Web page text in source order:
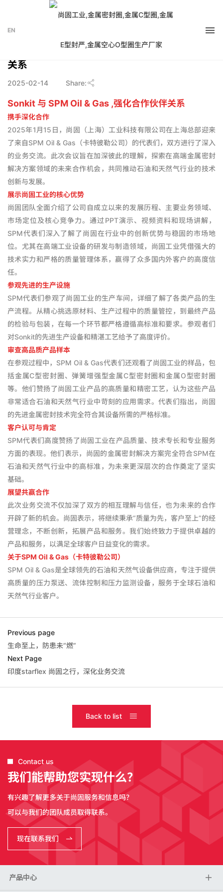
EN
Sonkit 与 SPM Oil & Gas 深入交流，巩固合作
关系
2025-02-14 Share:
Sonkit 与 SPM Oil & Gas ,强化合作伙伴关系
携手深化合作
2025年1月15日，尚固（上海）工业科技有限公司在上海总部迎来
了来自SPM Oil & Gas（卡特彼勒公司）的代表们，双方进行了深入
的业务交流。此次会议旨在加深彼此的理解，探索在高端金属密封
解决方案领域的未来合作机会，共同推动石油和天然气行业的技术
创新与发展。
展示尚固工业的核心优势
尚固团队全面介绍了公司自成立以来的发展历程、主要业务领域、
市场定位及核心竞争力。通过PPT演示、视频资料和现场讲解，
SPM代表们深入了解了尚固在行业中的创新优势与稳固的市场地
位。尤其在高端工业设备的研发与制造领域，尚固工业凭借强大的
技术实力和严格的质量管理体系，赢得了众多国内外客户的高度信
任。
参观先进的生产设施
SPM代表们参观了尚固工业的生产车间，详细了解了各类产品的生
产流程。从精心挑选原材料、生产过程中的质量管控，到最终产品
的检验与包装，在每一个环节都严格遵循高标准和要求。参观者们
对Sonkit的先进生产设备和精湛工艺给予了高度评价。
审查高品质产品样本
在参观过程中，SPM Oil & Gas代表们还观看了尚固工业的样品，包
括金属C型密封圈、弹簧增强型金属C型密封圈和金属O型密封圈
等。他们赞扬了尚固工业产品的高质量和精密工艺，认为这些产品
非常适合石油和天然气行业中苛刻的应用需求。代表们指出，尚固
的先进金属密封技术完全符合其设备所需的严格标准。
客户认可与肯定
SPM代表们高度赞扬了尚固工业在产品质量、技术专长和专业服务
方面的表现。他们表示，尚固的金属密封解决方案完全符合SPM在
石油和天然气行业中的高标准，为未来更深层次的合作奠定了坚实
基础。
展望共赢合作
此次业务交流不仅加深了双方的相互理解与信任，也为未来的合作
开辟了新的机会。尚固表示，将继续秉承“质量为先，客户至上”的经
营理念，不断创新，拓展产品和服务。我们始终致力于提供卓越的
产品和服务，以满足全球客户日益变化的需求。
关于SPM Oil & Gas（卡特彼勒公司）
SPM Oil & Gas是全球领先的石油和天然气设备供应商，专注于提供
高质量的压力泵送、流体控制和压力监测设备，服务于全球石油和
天然气行业客户。
Previous page
生命至上，防患未“燃”
Next Page
印度starflex 尚固之行，深化业务交流
Back to list
Contact us
我们能帮助您实现什么？
有兴趣了解更多关于尚固服务和信息吗？
可以与我们的团队成员取得联系。
现在联系我们
产品中心